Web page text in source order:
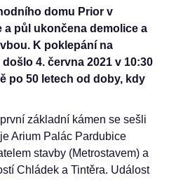
domu Prior v
a půl ukončena demolice a
K poklepání na
4. června 2021 v 10:30
po 50 letech od doby, kdy
základní kámen se sešli
Arium Palác Pardubice
stavby (Metrostavem) a
Chládek a Tintěra. Událost